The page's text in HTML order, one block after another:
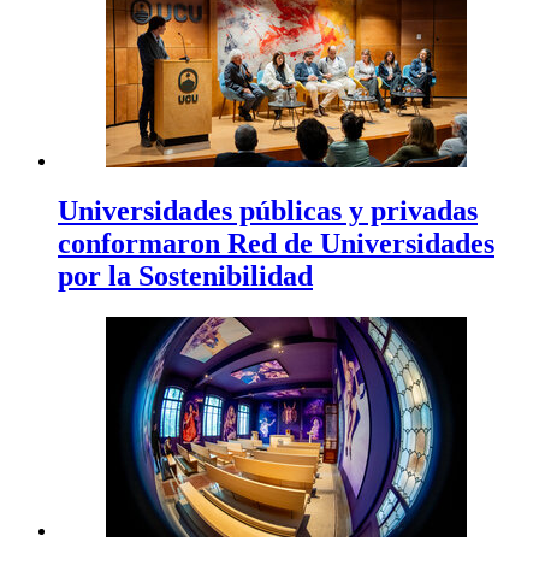
Universidades públicas y privadas
conformaron Red de Universidades
por la Sostenibilidad